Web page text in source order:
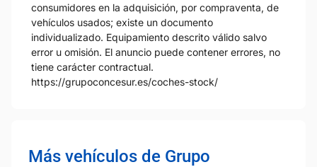
consumidores en la adquisición, por compraventa, de
vehículos usados; existe un documento
individualizado. Equipamiento descrito válido salvo
error u omisión. El anuncio puede contener errores, no
tiene carácter contractual.
https://grupoconcesur.es/coches-stock/
Más vehículos de Grupo